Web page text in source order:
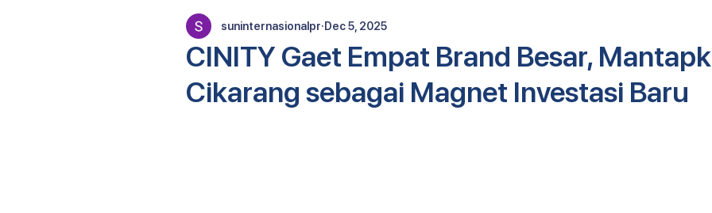
CINITY Gaet Empat Brand Besar,
Cikarang sebagai Magnet Investasi Baru
suninternasionalpr Dec 5, 2025